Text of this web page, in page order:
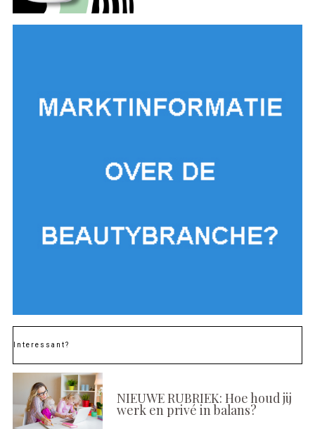
Interessant?
NIEUWE RUBRIEK: Hoe houd jij
werk en privé in balans?